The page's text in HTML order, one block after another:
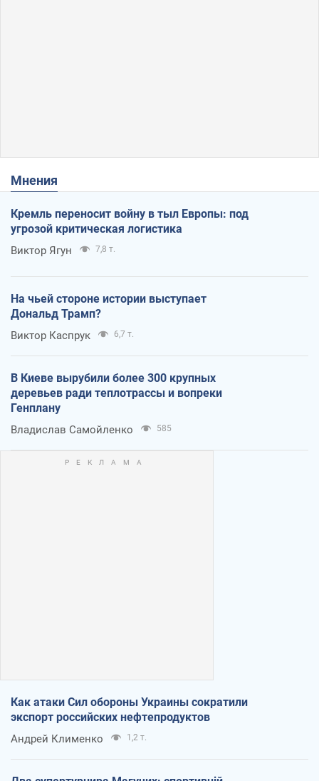
Мнения
Кремль переносит войну в тыл Европы: под
угрозой критическая логистика
Виктор Ягун 7,8 т.
На чьей стороне истории выступает
Дональд Трамп?
Виктор Каспрук 6,7 т.
В Киеве вырубили более 300 крупных
деревьев ради теплотрассы и вопреки
Генплану
Владислав Самойленко 585
Как атаки Сил обороны Украины сократили
экспорт российских нефтепродуктов
Андрей Клименко 1,2 т.